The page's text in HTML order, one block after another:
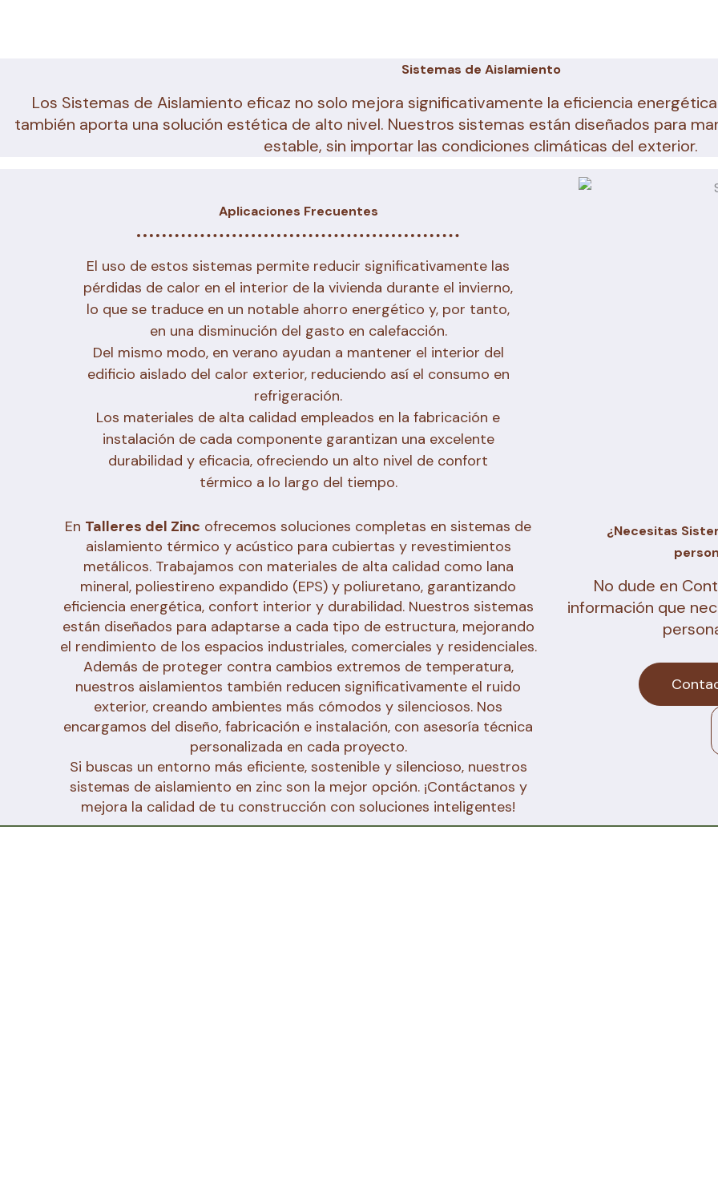
Sistemas de Aislamiento
Los Sistemas de Aislamiento eficaz no solo mejora significativamente la eficiencia
también aporta una solución estética de alto nivel. Nuestros sistemas están diseñados para
estable, sin importar las condiciones climáticas del exterior.
Aplicaciones Frecuentes
El uso de estos sistemas permite reducir significativamente las
pérdidas de calor en el interior de la vivienda durante el invierno,
lo que se traduce en un notable ahorro energético y, por tanto,
en una disminución del gasto en calefacción.
Del mismo modo, en verano ayudan a mantener el interior del
edificio aislado del calor exterior, reduciendo así el consumo en
refrigeración.
Los materiales de alta calidad empleados en la fabricación e
instalación de cada componente garantizan una excelente
durabilidad y eficacia, ofreciendo un alto nivel de confort
térmico a lo largo del tiempo.
En Talleres del Zinc ofrecemos soluciones completas en sistemas de
aislamiento térmico y acústico para cubiertas y revestimientos
metálicos. Trabajamos con materiales de alta calidad como lana
mineral, poliestireno expandido (EPS) y poliuretano, garantizando
eficiencia energética, confort interior y durabilidad. Nuestros sistemas
están diseñados para adaptarse a cada tipo de estructura, mejorando
el rendimiento de los espacios industriales, comerciales y residenciales.
Además de proteger contra cambios extremos de temperatura,
nuestros aislamientos también reducen significativamente el ruido
exterior, creando ambientes más cómodos y silenciosos. Nos
encargamos del diseño, fabricación e instalación, con asesoría técnica
personalizada en cada proyecto.
Si buscas un entorno más eficiente, sostenible y silencioso, nuestros
sistemas de aislamiento en zinc son la mejor opción. ¡Contáctanos y
mejora la calidad de tu construcción con soluciones inteligentes!
¿Necesitas
No dude en
información que